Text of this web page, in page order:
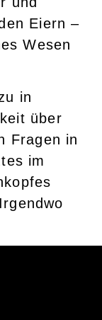
Eiern –
Wesen
in
über
Fragen in
im